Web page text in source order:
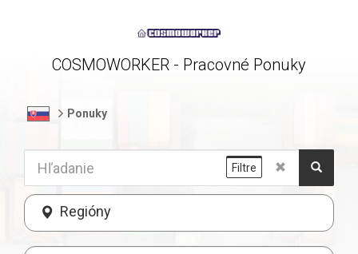
COSMOWORKER - Pracovné Ponuky
Ponuky
Regióny
Filtre